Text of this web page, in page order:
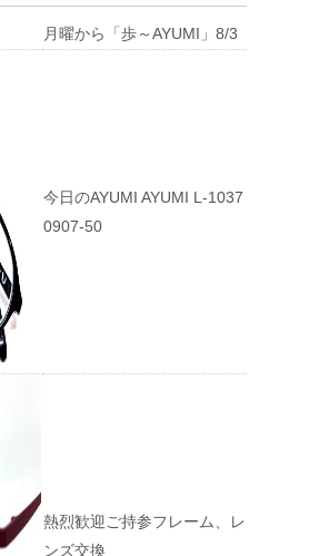
月曜から「歩～AYUMI」8/3
今日のAYUMI AYUMI L-1037
0907-50
熱烈歓迎ご持参フレーム、レ
ンズ交換